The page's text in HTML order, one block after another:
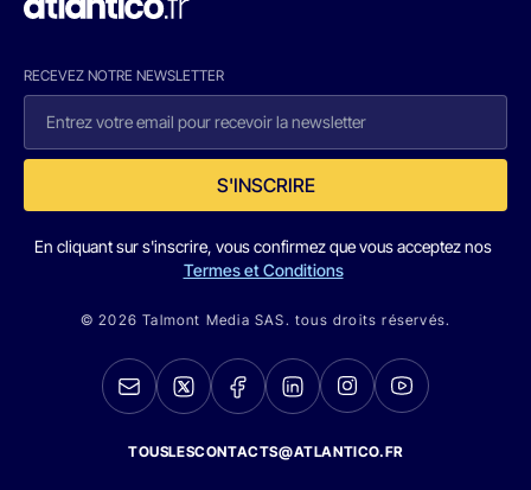
RECEVEZ NOTRE NEWSLETTER
S'INSCRIRE
En cliquant sur s'inscrire, vous confirmez que vous acceptez nos
Termes et Conditions
© 2026 Talmont Media SAS. tous droits réservés.
TOUSLESCONTACTS@ATLANTICO.FR